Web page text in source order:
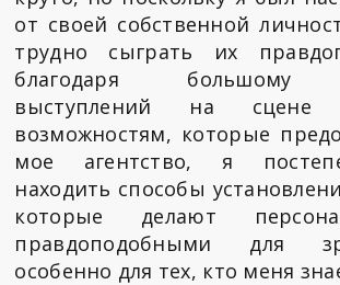
от своей собственной
трудно сыграть их
благодаря большому
выступлений на
возможностям, которые
мое агентство, я
находить способы
которые делают
правдоподобными для
особенно для тех, кто меня